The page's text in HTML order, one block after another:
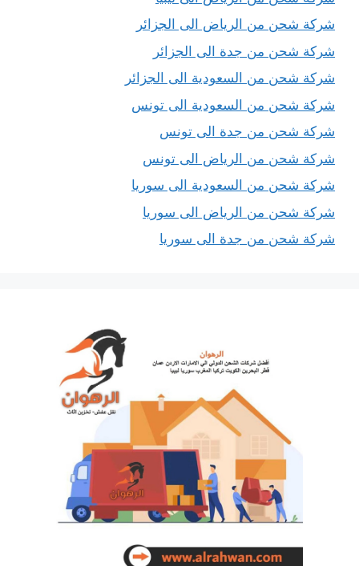
شركة شحن من الرياض الى الجزائر
شركة شحن من جدة الى الجزائر
شركة شحن من السعودية الى الجزائر
شركة شحن من السعودية الى تونس
شركة شحن من جدة الى تونس
شركة شحن من الرياض الى تونس
شركة شحن من السعودية الى سوريا
شركة شحن من الرياض الى سوريا
شركة شحن من جدة الى سوريا